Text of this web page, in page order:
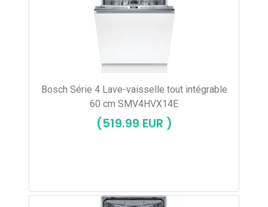
Bosch Série 4 Lave-vaisselle tout intégrable
60 cm SMV4HVX14E
(519.99 EUR )